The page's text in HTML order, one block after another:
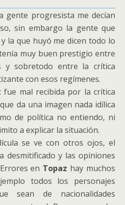
gente progresista me decían
sin embargo la gente que
la que huyó me dicen todo lo
muy buen prestigio entre
y sobretodo entre la crítica
con esos regímenes.
fue mal recibida por la crítica
da una imagen nada idílica
de política no entiendo, ni
a explicar la situación.
se ve con otros ojos, el
desmitificado y las opiniones
en Topaz hay muchos
todos los personajes
sean de nacionalidades